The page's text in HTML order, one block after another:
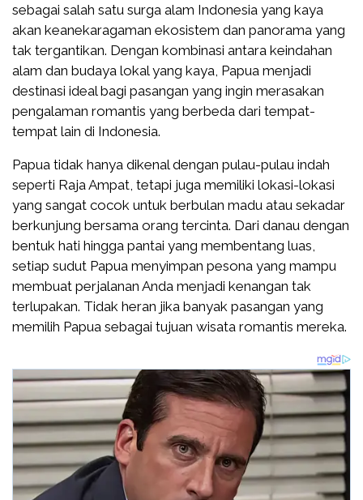
sebagai salah satu surga alam Indonesia yang kaya
akan keanekaragaman ekosistem dan panorama yang
tak tergantikan. Dengan kombinasi antara keindahan
alam dan budaya lokal yang kaya, Papua menjadi
destinasi ideal bagi pasangan yang ingin merasakan
pengalaman romantis yang berbeda dari tempat-
tempat lain di Indonesia.
Papua tidak hanya dikenal dengan pulau-pulau indah
seperti Raja Ampat, tetapi juga memiliki lokasi-lokasi
yang sangat cocok untuk berbulan madu atau sekadar
berkunjung bersama orang tercinta. Dari danau dengan
bentuk hati hingga pantai yang membentang luas,
setiap sudut Papua menyimpan pesona yang mampu
membuat perjalanan Anda menjadi kenangan tak
terlupakan. Tidak heran jika banyak pasangan yang
memilih Papua sebagai tujuan wisata romantis mereka.